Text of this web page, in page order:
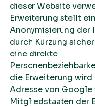
dieser Website
Erweiterung stellt
Anonymisierung der
durch Kürzung
eine direkte
die Erweiterung wird
Adresse von Google
Mitgliedstaaten der